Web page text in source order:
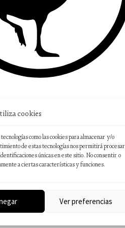
cookies
como las cookies para almacenar y/o
de estas tecnologías nos permitirá procesar
únicas en este sitio. No consentir o
a ciertas características y funciones.
Ver preferencias